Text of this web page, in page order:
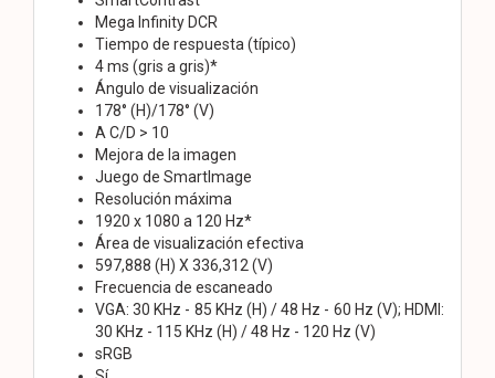
Mega Infinity DCR
Tiempo de respuesta (típico)
4 ms (gris a gris)*
Ángulo de visualización
178° (H)/178° (V)
A C/D > 10
Mejora de la imagen
Juego de SmartImage
Resolución máxima
1920 x 1080 a 120 Hz*
Área de visualización efectiva
597,888 (H) X 336,312 (V)
Frecuencia de escaneado
VGA: 30 KHz - 85 KHz (H) / 48 Hz - 60 Hz (V); HDMI:
30 KHz - 115 KHz (H) / 48 Hz - 120 Hz (V)
sRGB